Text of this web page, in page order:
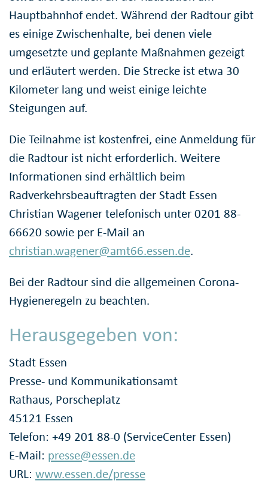
Hauptbahnhof endet. Während der Radtour gibt
es einige Zwischenhalte, bei denen viele
umgesetzte und geplante Maßnahmen gezeigt
und erläutert werden. Die Strecke ist etwa 30
Kilometer lang und weist einige leichte
Steigungen auf.
Die Teilnahme ist kostenfrei, eine Anmeldung für
die Radtour ist nicht erforderlich. Weitere
Informationen sind erhältlich beim
Radverkehrsbeauftragten der Stadt Essen
Christian Wagener telefonisch unter 0201 88-
66620 sowie per E-Mail an
christian.wagener@amt66.essen.de.
Bei der Radtour sind die allgemeinen Corona-
Hygieneregeln zu beachten.
Herausgegeben von:
Stadt Essen
Presse- und Kommunikationsamt
Rathaus, Porscheplatz
45121 Essen
Telefon: +49 201 88-0 (ServiceCenter Essen)
E-Mail: presse@essen.de
URL: www.essen.de/presse